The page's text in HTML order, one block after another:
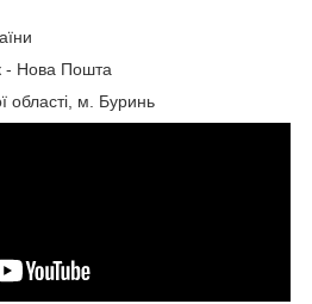
- Нова Пошта
області, м. Буринь